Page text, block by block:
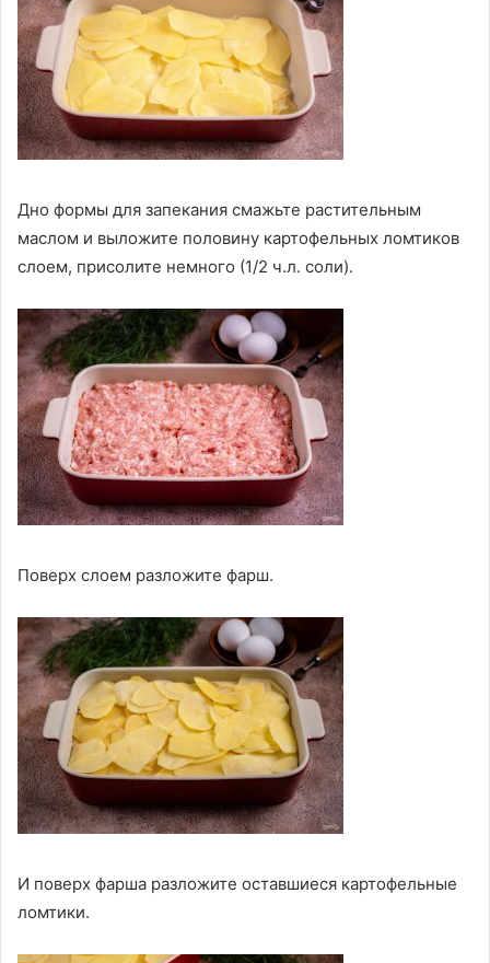
Дно формы для запекания смажьте растительным
маслом и выложите половину картофельных ломтиков
слоем, присолите немного (1/2 ч.л. соли).
Поверх слоем разложите фарш.
И поверх фарша разложите оставшиеся картофельные
ломтики.